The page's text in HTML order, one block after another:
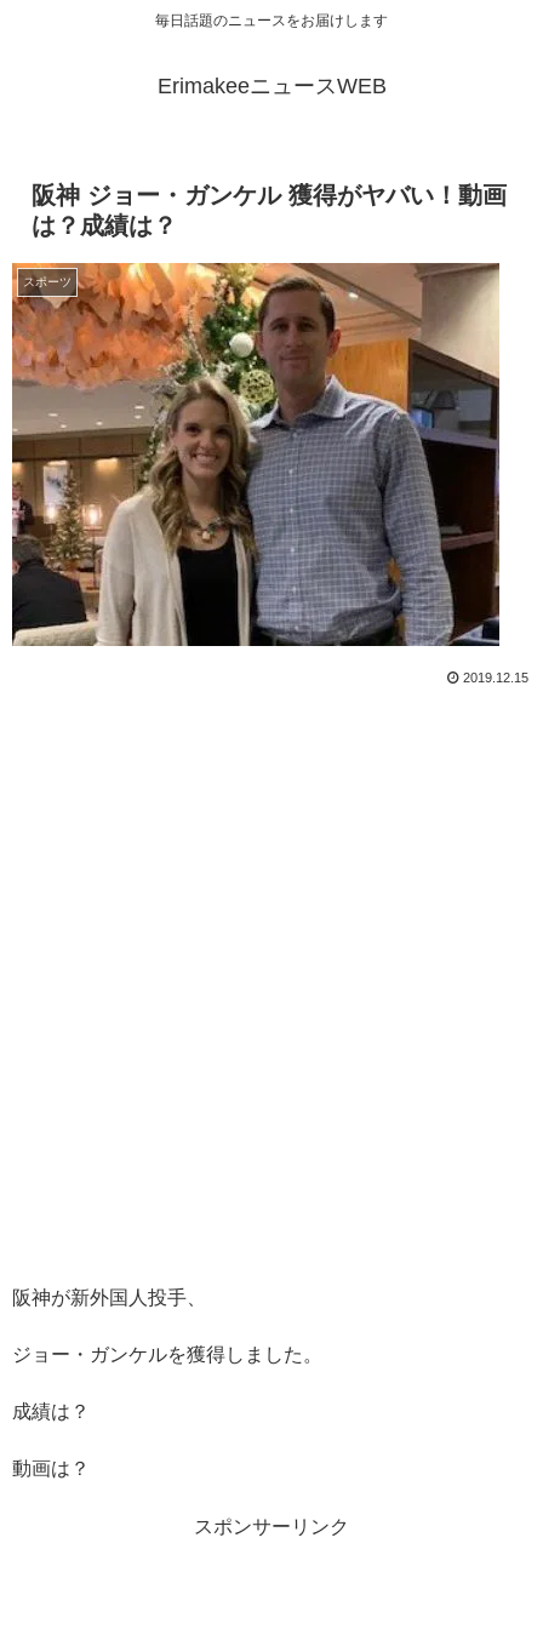
毎日話題のニュースをお届けします
ErimakeeニュースWEB
阪神 ジョー・ガンケル 獲得がヤバい！動画
は？成績は？
スポーツ
2019.12.15
阪神が新外国人投手、
ジョー・ガンケルを獲得しました。
成績は？
動画は？
スポンサーリンク